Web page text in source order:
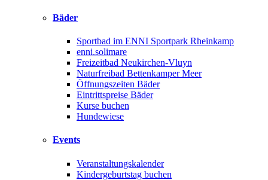
Bäder
Sportbad im ENNI Sportpark Rheinkamp
enni.solimare
Freizeitbad Neukirchen-Vluyn
Naturfreibad Bettenkamper Meer
Öffnungszeiten Bäder
Eintrittspreise Bäder
Kurse buchen
Hundewiese
Events
Veranstaltungskalender
Kindergeburtstag buchen